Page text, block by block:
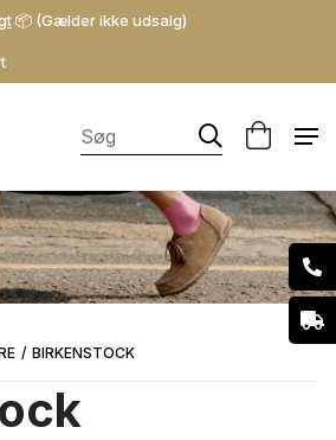
📦 (Gælder ikke udsalg)
BIRKENSTOCK